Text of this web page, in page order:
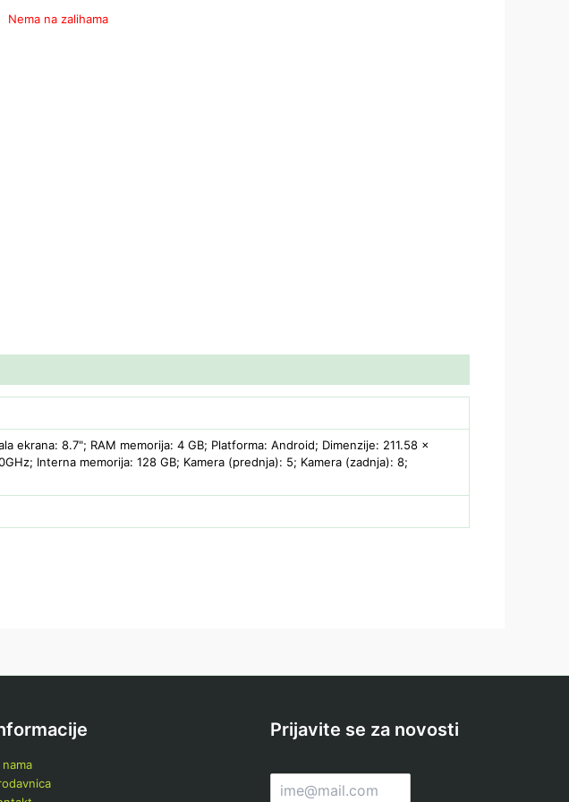
Nema na zalihama
ekrana: 8.7"; RAM memorija: 4 GB; Platforma: Android; Dimenzije: 211.58 x
Interna memorija: 128 GB; Kamera (prednja): 5; Kamera (zadnja): 8;
nama
Prijavite se za novosti